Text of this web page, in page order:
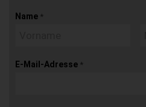
Name *
E-Mail-Adresse *